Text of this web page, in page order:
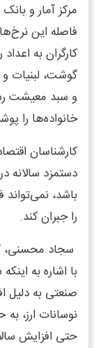
مرکز آمار و
فاصله این
کارگران به
گوشت، لبنیات
و سبد معیشت
خانواده‌ها را
کارشناسان
دستمزد سالانه
باشد،
را جبران کند.
سجاد محسنی،
با اشاره به
صنعتی به دلیل
نوسانات ارز،
حتی افزایش